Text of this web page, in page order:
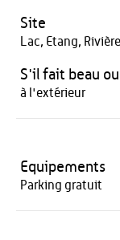
Site
Lac, Etang,
S'il fait beau
à l'extérieur
Equipements
Parking gratuit